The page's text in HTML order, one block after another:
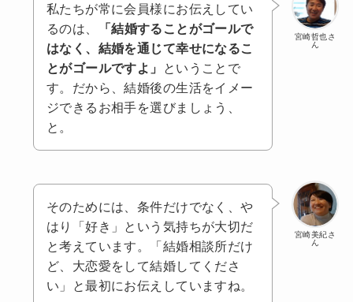
宮崎哲也さ
ん
私たちが常に会員様にお伝えしてい
るのは、
「結婚することがゴールで
はなく、結婚を通じて幸せになるこ
とがゴールですよ」
ということで
す。だから、結婚後の生活をイメー
ジできるお相手を選びましょう、
と。
宮崎美紀さ
ん
そのためには、条件だけでなく、や
はり「好き」という気持ちが大切だ
と考えています。「結婚相談所だけ
ど、大恋愛をして結婚してくださ
い」と最初にお伝えしていますね。